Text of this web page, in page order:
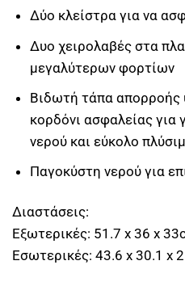
Δύο κλείστρα για να
Δυο χειρολαβές στα
μεγαλύτερων φορτίων
Βιδωτή τάπα απορροής
κορδόνι ασφαλείας
νερού και εύκολο
Παγοκύστη νερού για
Διαστάσεις:
Εξωτερικές: 51.7 x 36 x
Εσωτερικές: 43.6 x 30.1 x